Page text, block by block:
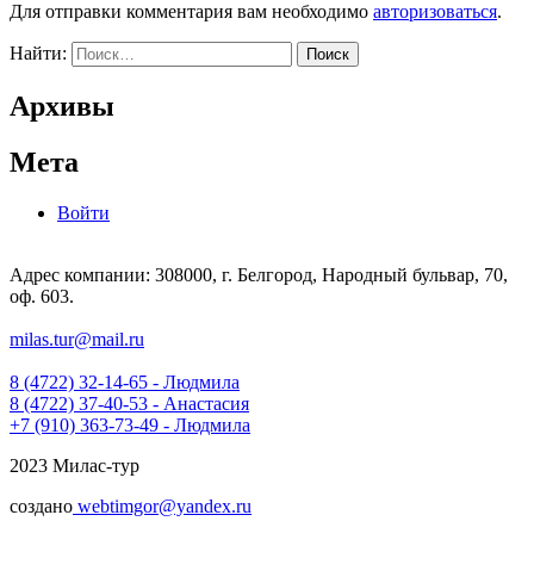
Для отправки комментария вам необходимо авторизоваться.
Найти:
Архивы
Мета
Войти
Адрес компании: 308000, г. Белгород, Народный бульвар, 70,
оф. 603.
milas.tur@mail.ru
8 (4722) 32-14-65 - Людмила
8 (4722) 37-40-53 - Анастасия
+7 (910) 363-73-49 - Людмила
2023 Милас-тур
создано webtimgor@yandex.ru